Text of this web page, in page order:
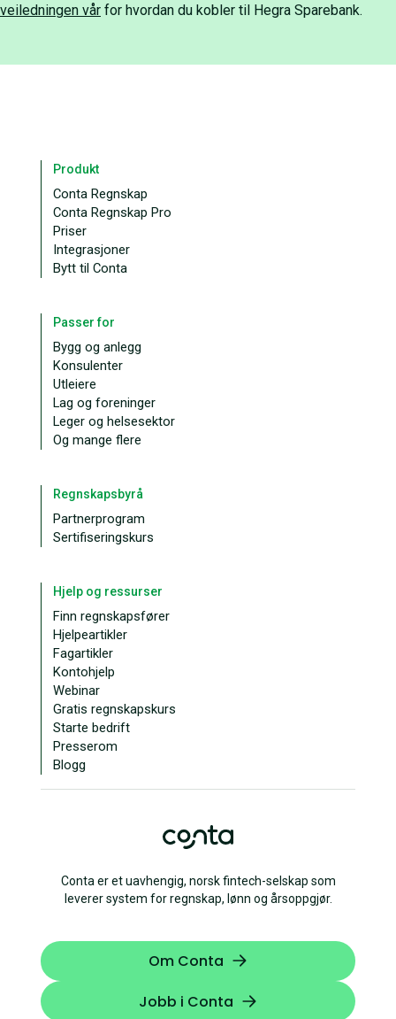
veiledningen vår for hvordan du kobler til Hegra Sparebank.
Conta er et uavhengig, norsk fintech-selskap som
leverer system for regnskap, lønn og årsoppgjør.
Om Conta
Jobb i Conta
Produkt
Conta Regnskap
Conta Regnskap Pro
Priser
Integrasjoner
Bytt til Conta
Passer for
Bygg og anlegg
Konsulenter
Utleiere
Lag og foreninger
Leger og helsesektor
Og mange flere
Regnskapsbyrå
Partnerprogram
Sertifiseringskurs
Hjelp og ressurser
Finn regnskapsfører
Hjelpeartikler
Fagartikler
Kontohjelp
Webinar
Gratis regnskapskurs
Starte bedrift
Presserom
Blogg